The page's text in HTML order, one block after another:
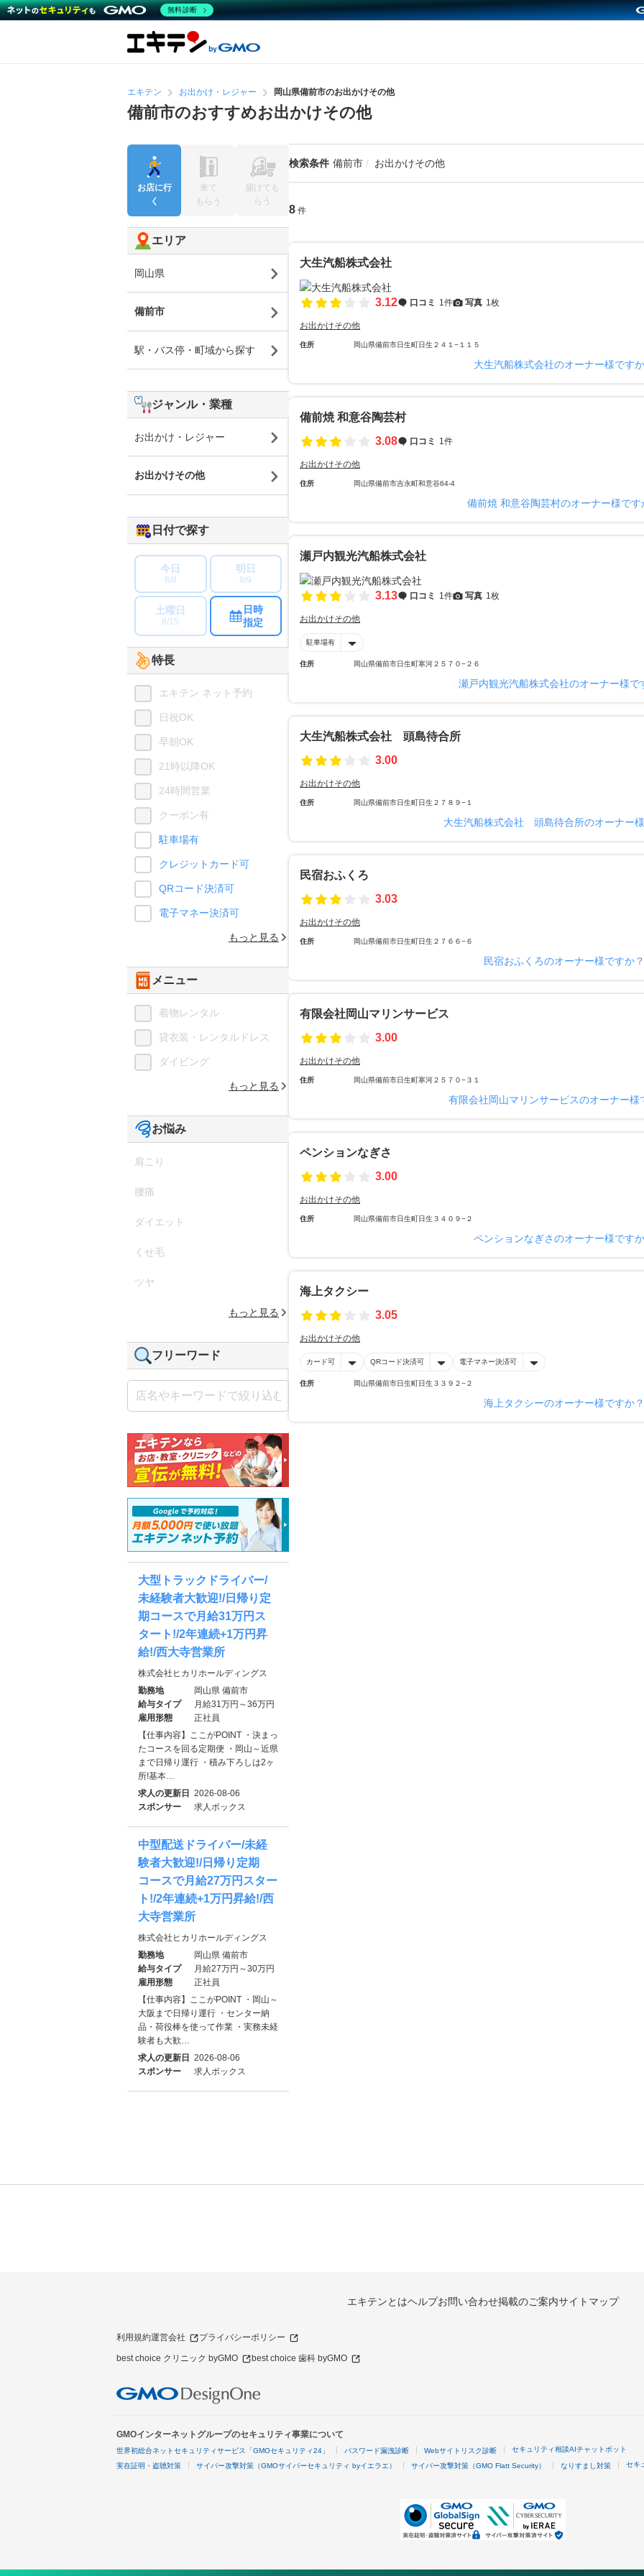
エキテン お出かけ・レジャー 岡山県備前市のお出かけその他
備前市のおすすめお出かけその他
検索条件 備前市 お出かけその他
8 件
大生汽船株式会社
3.12 口コミ 1件 写真 1枚
お出かけその他
住所 岡山県備前市日生町日生２４１−１１５
大生汽船株式会社のオーナー様です
備前焼 和意谷陶芸村
3.08
口コミ 1件
お出かけその他
住所 岡山県備前市吉永町和意谷64-4
備前焼 和意谷陶芸村のオーナー様です
瀬戸内観光汽船株式会社
3.13 口コミ 1件 写真 1枚
お出かけその他
駐車場有
住所 岡山県備前市日生町寒河２５７０−２６
瀬戸内観光汽船株式会社のオーナー様で
大生汽船株式会社 頭島待合所
3.00
お出かけその他
住所 岡山県備前市日生町日生２７８９−１
大生汽船株式会社 頭島待合所のオーナー
民宿おふくろ
3.03
お出かけその他
住所 岡山県備前市日生町日生２７６６−６
民宿おふくろのオーナー様ですか？
有限会社岡山マリンサービス
3.00
お出かけその他
住所 岡山県備前市日生町寒河２５７０−３１
有限会社岡山マリンサービスのオーナー様
ペンションなぎさ
3.00
お出かけその他
住所 岡山県備前市日生町日生３４０９−２
ペンションなぎさのオーナー様です
海上タクシー
3.05
お出かけその他
カード可 QRコード決済可 電子マネー決済可
住所 岡山県備前市日生町日生３３９２−２
海上タクシーのオーナー様ですか？
お店に行
く
来て
もらう
届けても
らう
エリア
岡山県
備前市
駅・バス停・町域から探す
ジャンル・業種
お出かけ・レジャー
お出かけその他
日付で探す
今日
8/8
明日
8/9
土曜日
8/15
日時
指定
特長
エキテン ネット予約
日祝OK
早朝OK
21時以降OK
24時間営業
クーポン有
駐車場有
クレジットカード可
QRコード決済可
電子マネー決済可
もっと見る
メニュー
着物レンタル
貸衣装・レンタルドレス
ダイビング
もっと見る
お悩み
肩こり
腰痛
ダイエット
くせ毛
ツヤ
もっと見る
フリーワード
大型トラックドライバー/
未経験者大歓迎!/日帰り定
期コースで月給31万円ス
タート!/2年連続+1万円昇
給!/西大寺営業所
株式会社ヒカリホールディングス
勤務地
岡山県 備前市
給与タイプ
月給31万円～36万円
雇用形態
正社員
【仕事内容】ここがPOINT ・決まっ
たコースを回る定期便 ・岡山～近県
まで日帰り運行 ・積み下ろしは2ヶ
所!基本…
求人の更新日 2026-08-06
スポンサー
求人ボックス
中型配送ドライバー/未経
験者大歓迎!/日帰り定期
コースで月給27万円スター
ト!/2年連続+1万円昇給!/西
大寺営業所
株式会社ヒカリホールディングス
勤務地
岡山県 備前市
給与タイプ
月給27万円～30万円
雇用形態
正社員
【仕事内容】ここがPOINT ・岡山～
大阪まで日帰り運行 ・センター納
品・荷役棒を使って作業 ・実務未経
験者も大歓…
求人の更新日 2026-08-06
スポンサー
求人ボックス
エキテンとはヘルプお問い合わせ掲載のご案内サイトマップ
利用規約運営会社 プライバシーポリシー
best choice クリニック byGMO best choice 歯科 byGMO
GMOインターネットグループのセキュリティ事業について
世界初総合ネットセキュリティサービス「GMOセキュリティ24」 パスワード漏洩診断 Webサイトリスク診断 セキュリティ相談AIチャットボット
実在証明・盗聴対策 サイバー攻撃対策（GMOサイバーセキュリティ byイエラエ） サイバー攻撃対策（GMO Flatt Security） なりすまし対策 セキ
無料診断